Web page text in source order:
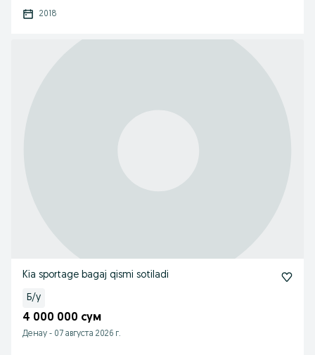
2018
Kia sportage bagaj qismi sotiladi
Б/у
4 000 000 сум
Денау - 07 августа 2026 г.